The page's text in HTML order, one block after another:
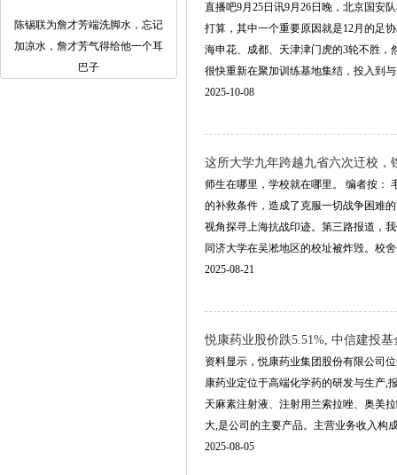
陈锡联为詹才芳端洗脚水，忘记
加凉水，詹才芳气得给他一个耳
巴子
直播吧9月25日讯9月26日晚，北京国安
打算，其中一个重要原因就是12月的足
海申花、成都、天津津门虎的3轮不胜
很快重新在聚加训练基地集结，投入到与
2025-10-08
这所大学九年跨越九省六次迀校，
师生在哪里，学校就在哪里。 编者按：
的补救条件，造成了克服一切战争困难
视角探寻上海抗战印迹。第三路报道，
同济大学在吴淞地区的校址被炸毁。校
2025-08-21
悦康药业股价跌5.51%, 中信建投
资料显示，悦康药业集团股份有限公司
康药业定位于高端化学药的研发与生产,
天麻素注射液、注射用兰索拉唑、奥美
大,是公司的主要产品。主营业务收入构
2025-08-05